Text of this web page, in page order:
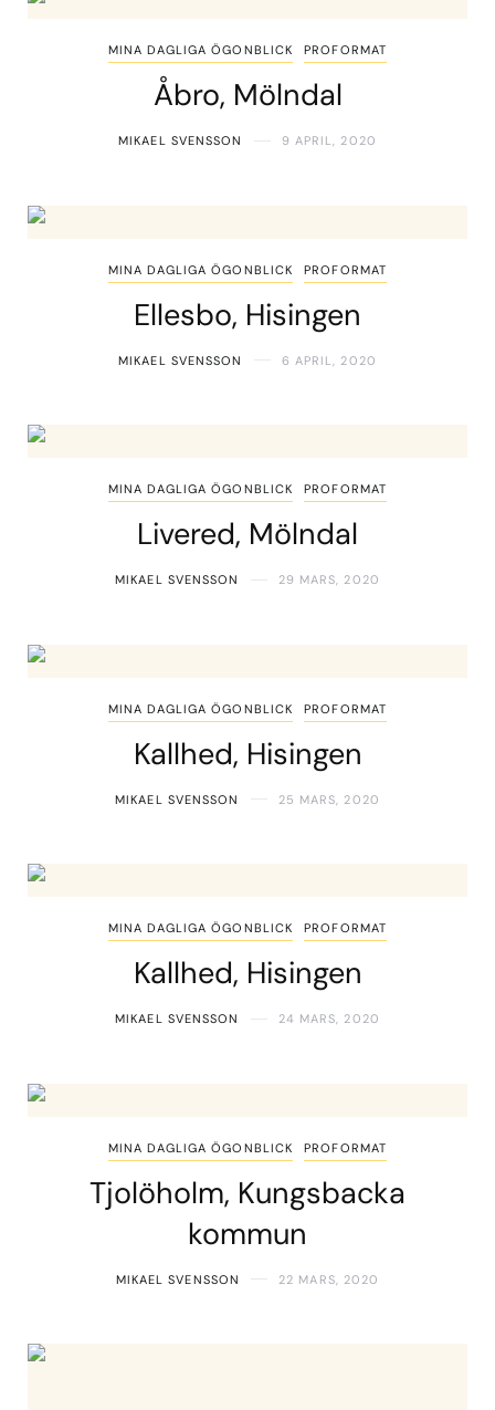
MINA DAGLIGA ÖGONBLICK PROFORMAT
Åbro, Mölndal
MIKAEL SVENSSON 9 APRIL, 2020
MINA DAGLIGA ÖGONBLICK PROFORMAT
Ellesbo, Hisingen
MIKAEL SVENSSON 6 APRIL, 2020
MINA DAGLIGA ÖGONBLICK PROFORMAT
Livered, Mölndal
MIKAEL SVENSSON 29 MARS, 2020
MINA DAGLIGA ÖGONBLICK PROFORMAT
Kallhed, Hisingen
MIKAEL SVENSSON 25 MARS, 2020
MINA DAGLIGA ÖGONBLICK PROFORMAT
Kallhed, Hisingen
MIKAEL SVENSSON 24 MARS, 2020
MINA DAGLIGA ÖGONBLICK PROFORMAT
Tjolöholm, Kungsbacka
kommun
MIKAEL SVENSSON 22 MARS, 2020